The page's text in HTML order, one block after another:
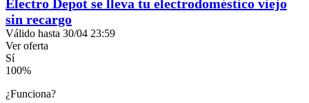
Electro Depot se lleva tu electrodoméstico viejo
sin recargo
Válido hasta 30/04 23:59
Ver oferta
Sí
100%
¿Funciona?